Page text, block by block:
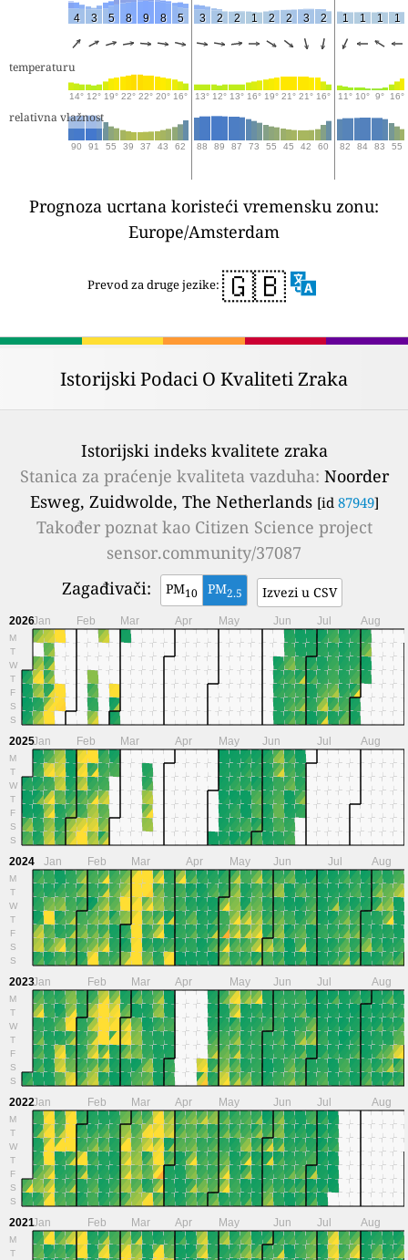
4 3 5 8 9 8 5 3 2 2 1 2 2 3 2 1 1 1 1
temperaturu
14° 12° 19° 22° 22° 20° 16° 13° 12° 13° 16° 19° 21° 21° 16° 11° 10° 9° 16°
relativna vlažnost
90 91 55 39 37 43 62 88 89 87 73 55 45 42 60 82 84 83 55
Prognoza ucrtana koristeći vremensku zonu:
Europe/Amsterdam
Prevod za druge jezike: 🇬🇧
Istorijski Podaci O Kvaliteti Zraka
Istorijski indeks kvalitete zraka
Stanica za praćenje kvaliteta vazduha: Noorder
Esweg, Zuidwolde, The Netherlands [id 87949]
Također poznat kaoCitizen Science project
sensor.community/37087
Zagađivači:
PM10 PM2.5 Izvezi u CSV
2026
M
T
W
T
F
S
S
Jan Feb Mar Apr May Jun Jul Aug
2025
M
T
W
T
F
S
S
Jan Feb Mar Apr May Jun Jul Aug
2024
M
T
W
T
F
S
S
Jan Feb Mar Apr May Jun Jul Aug
2023
M
T
W
T
F
S
S
Jan Feb Mar Apr May Jun Jul Aug
2022
M
T
W
T
F
S
S
Jan Feb Mar Apr May Jun Jul Aug
2021
M
T
Jan Feb Mar Apr May Jun Jul Aug